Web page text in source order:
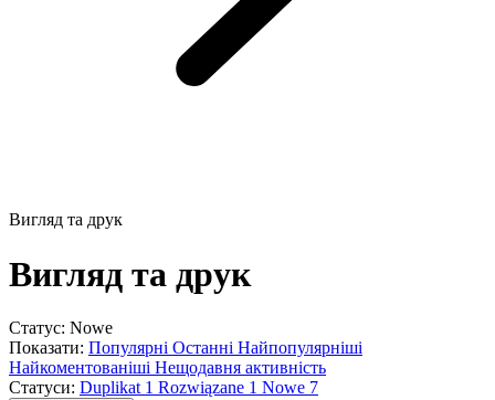
Вигляд та друк
Вигляд та друк
Статус: Nowe
Показати: Популярні Останні Найпопулярніші
Найкоментованіші Нещодавня активність
Статуси: Duplikat 1 Rozwiązane 1 Nowe 7